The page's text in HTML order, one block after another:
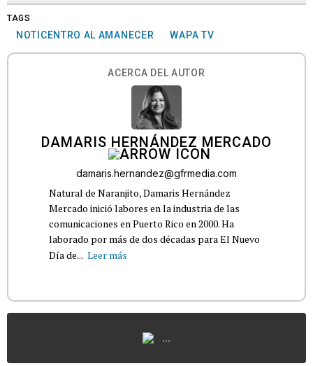
TAGS
NOTICENTRO AL AMANECER WAPA TV
ACERCA DEL AUTOR
DAMARIS HERNÁNDEZ MERCADO
damaris.hernandez@gfrmedia.com
Natural de Naranjito, Damaris Hernández
Mercado inició labores en la industria de las
comunicaciones en Puerto Rico en 2000. Ha
laborado por más de dos décadas para El Nuevo
Día de... Leer más
...